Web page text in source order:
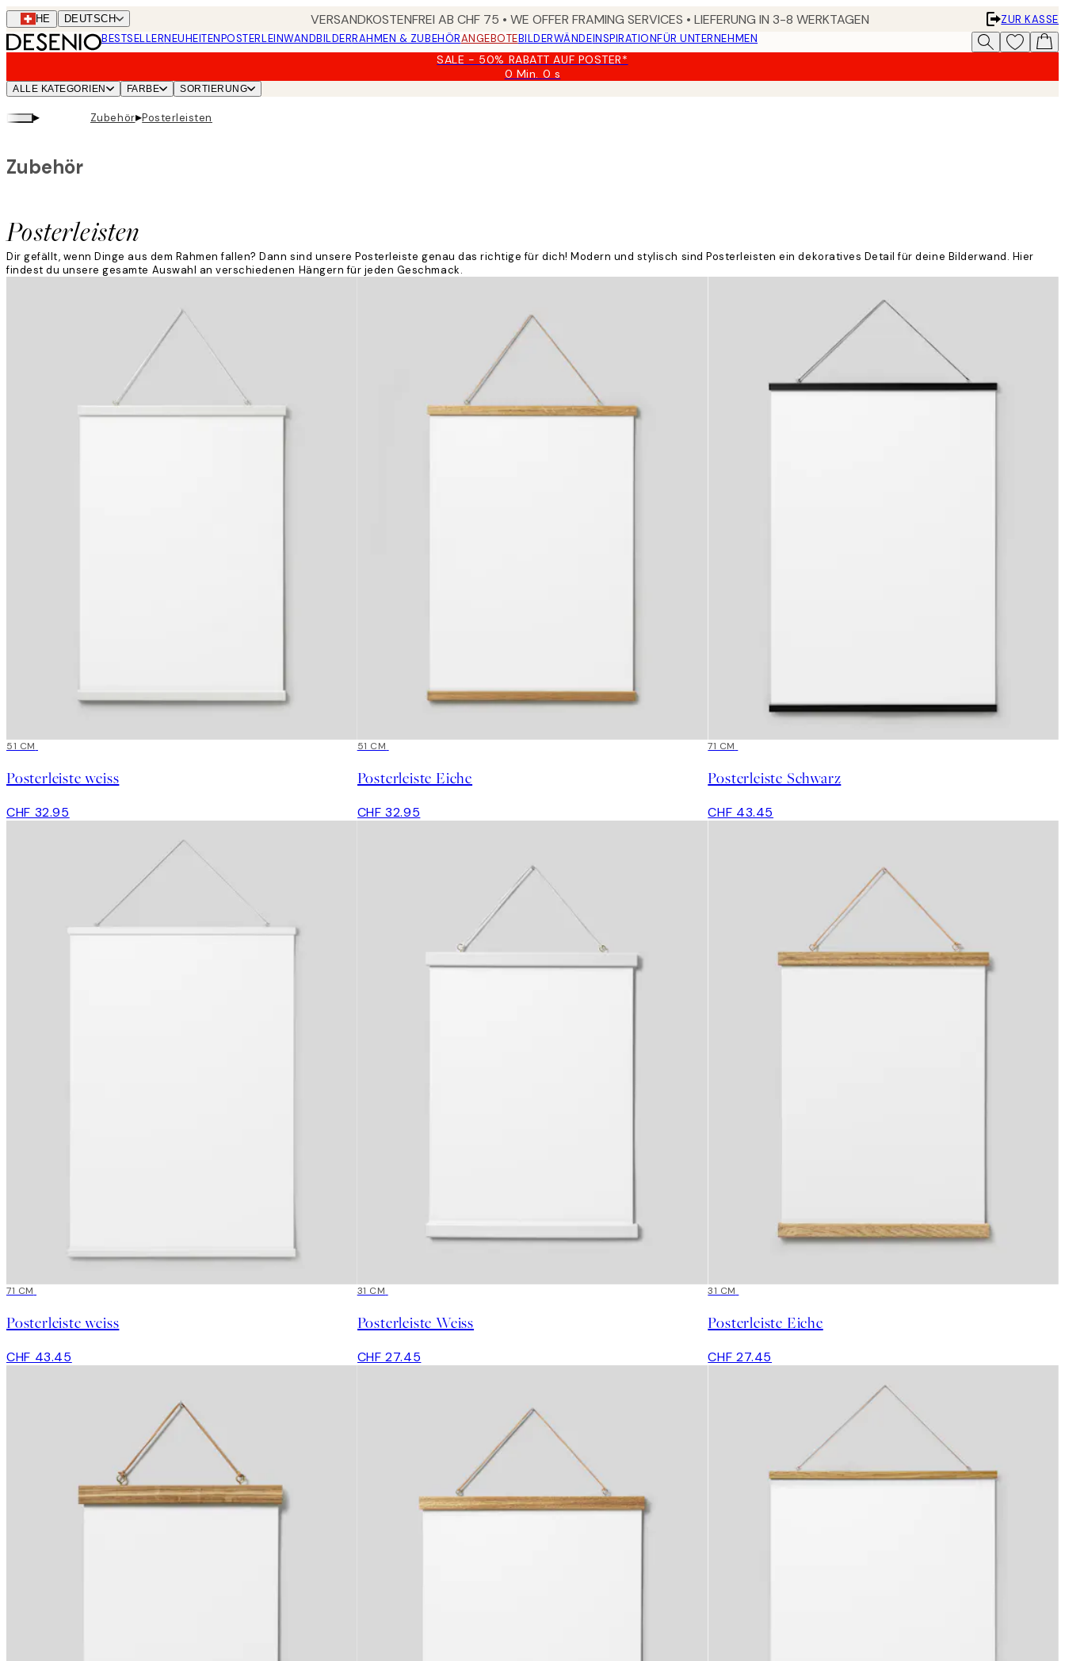
Skip
to
main
CHE DEUTSCH VERSANDKOSTENFREI AB CHF 75 • WE OFFER FRAMING SERVICES • LIEFERUNG IN 3-8 WERKTAGEN
ZUR KASSE
BESTSELLERNEUHEITENPOSTERLEINWANDBILDERRAHMEN & ZUBEHÖRANGEBOTEBILDERWÄNDEINSPIRATIONFÜR UNTERNEHMEN
SALE - 50% RABATT AUF POSTER*
0 Min. 0 s
Gültig
ALLE KATEGORIEN FARBE SORTIERUNG
▸ Zubehör▸Posterleisten
Posterleisten
Zubehör
Dir gefällt, wenn Dinge aus dem Rahmen fallen? Dann sind unsere Posterleiste genau das richtige für dich! Modern und stylisch sind Posterleisten ein dekoratives Detail für deine Bilderwand. Hier
findest du unsere gesamte Auswahl an verschiedenen Hängern für jeden Geschmack.
51 CM
Posterleiste weiss
CHF 32.95
51 CM
Posterleiste Eiche
CHF 32.95
71 CM
Posterleiste Schwarz
CHF 43.45
71 CM
Posterleiste weiss
CHF 43.45
31 CM
Posterleiste Weiss
CHF 27.45
31 CM
Posterleiste Eiche
CHF 27.45